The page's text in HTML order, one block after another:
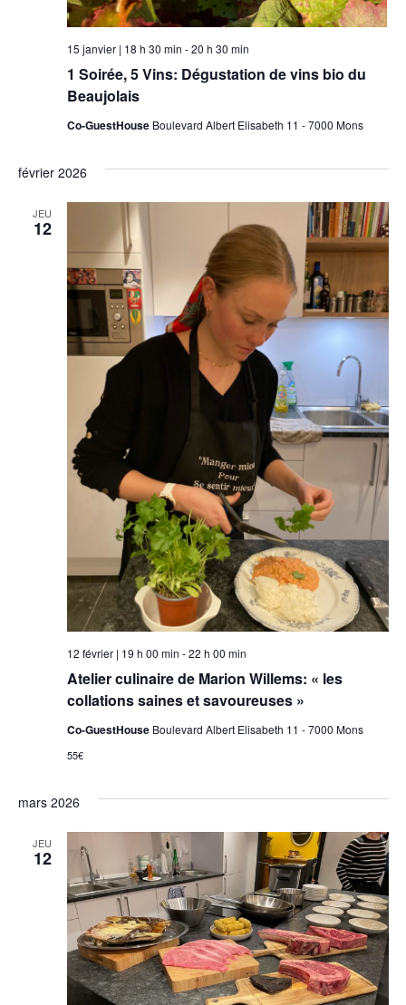
1 Soirée, 5 Vins: Dégustation de vins bio du
Beaujolais
15 janvier | 18 h 30 min -20 h 30 min
Co-GuestHouse Boulevard Albert Elisabeth 11 - 7000 Mons
février 2026
JEU
12
Atelier culinaire de Marion Willems: « les
collations saines et savoureuses »
12 février | 19 h 00 min -22 h 00 min
Co-GuestHouse Boulevard Albert Elisabeth 11 - 7000 Mons
55€
mars 2026
JEU
12